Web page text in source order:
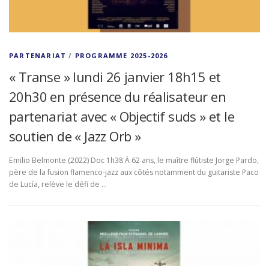
PARTENARIAT / PROGRAMME 2025-2026
« Transe » lundi 26 janvier 18h15 et
20h30 en présence du réalisateur en
partenariat avec « Objectif suds » et le
soutien de « Jazz Orb »
Emilio Belmonte (2022) Doc 1h38 À 62 ans, le maître flûtiste Jorge Pardo,
père de la fusion flamenco-jazz aux côtés notamment du guitariste Paco
de Lucía, relève le défi de …